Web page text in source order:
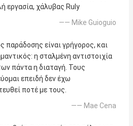
εργασία, χάλυβας Ruly
—— Mike Guioguio
παράδοσης είναι γρήγορος, και
η σταλμένη αντιστοιχία
πάντα η διαταγή. Τους
επειδή δεν έχω
ποτέ με τους.
—— Mae Cena